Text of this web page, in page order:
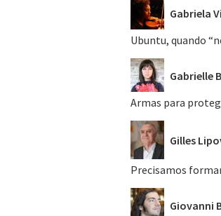
Gabriela
Ubuntu, quando
Gabrielle
Armas para
Gilles
Precisamos
Giovanni